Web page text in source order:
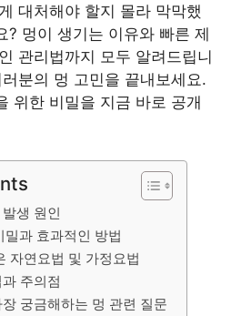
대처해야 할지 몰라 막막했
? 멍이 생기는 이유와 빠른 제
관리법까지 모두 알려드립니
분의 멍 고민을 끝내보세요.
위한 비밀을 지금 바로 공개
생 원인
과 효과적인 방법
자연요법 및 가정요법
주의점
궁금해하는 멍 관련 질문